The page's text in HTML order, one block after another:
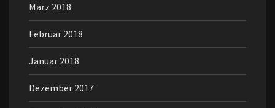
März 2018
Februar 2018
Januar 2018
Dezember 2017